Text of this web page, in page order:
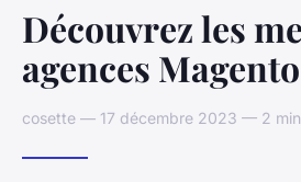
Découvrez les
agences
cosette — 17 décembre 2023 — 2